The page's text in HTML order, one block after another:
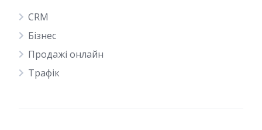
CRM
Бізнес
Продажі онлайн
Трафік